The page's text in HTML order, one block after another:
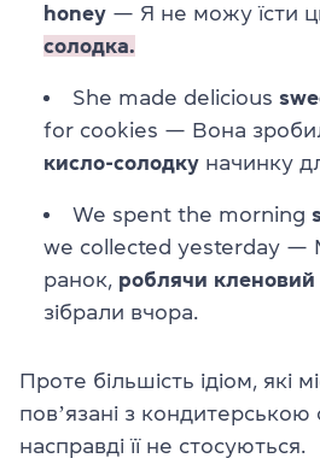
honey — Я не можу їсти
солодка.
She made delicious
for cookies — Вона
кисло-солодку начинку
We spent the morning
we collected yesterday —
ранок, роблячи кленовий
зібрали вчора.
Проте більшість ідіом, які
повʼязані з кондитерською
насправді її не стосуються.